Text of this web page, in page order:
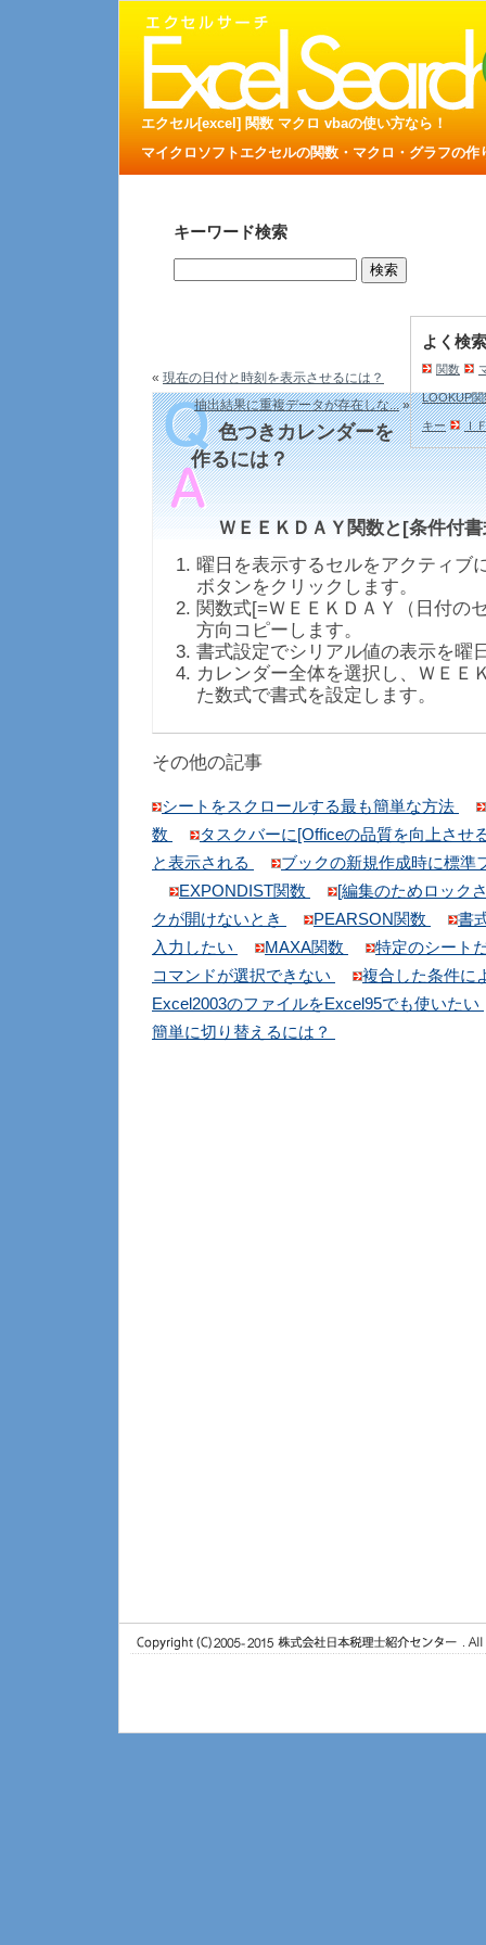
エクセル[excel] 関数 マクロ vbaの使い方なら！
マイクロソフトエクセルの関数・マクロ・グラフの
キーワード検索
よく検
関数
LOOKUP関
キー Ｉ
« 現在の日付と時刻を表示させるには？
抽出結果に重複データが存在しな...»
色つきカレンダーを
作るには？
ＷＥＥＫＤＡＹ関数と[条件付
曜日を表示するセルをアクティブ
ボタンをクリックします。
関数式[=ＷＥＥＫＤＡＹ（日付の
方向コピーします。
書式設定でシリアル値の表示を曜
カレンダー全体を選択し、ＷＥＥ
た数式で書式を設定します。
その他の記事
シートをスクロールする最も簡単な方法
数
タスクバーに[Officeの品質を向上させ
と表示される
ブックの新規作成時に標準
EXPONDIST関数
[編集のためロック
クが開けないとき
PEARSON関数
書
入力したい
MAXA関数
特定のシート
コマンドが選択できない
複合した条件
Excel2003のファイルをExcel95でも使いたい
簡単に切り替えるには？